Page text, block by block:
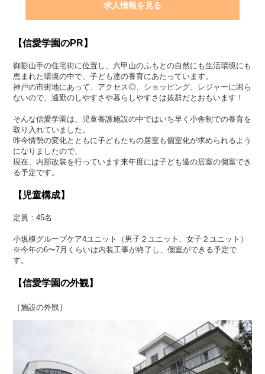
求人情報を見る
【信愛学園のPR】
御影山手の住宅街に位置し、六甲山のふもとの自然にも生活環境にも
恵まれた環境の中で、子ども達の養育にあたっています。
神戸の市街地にあって、アクセス◎、ショッピング、レジャーに困ら
ないので、通勤のしやすさや暮らしやすさは抜群だとおもいます！
そんな信愛学園は、児童養護施設の中ではいち早く小舎制での養育を
取り入れていました。
昨今情勢の変化とともに子どもたちの居室も個室化が求められるよう
になりましたので、
現在、内部改装を行っています来年度には子ども達の居室の個室でき
る予定です。
【児童構成】
定員：45名
小規模グループケア4ユニット（男子２ユニット、女子２ユニット）
※今年の6〜7月くらいは内装工事が終了し、個室ができる予定で
す。
【信愛学園の外観】
［施設の外観］